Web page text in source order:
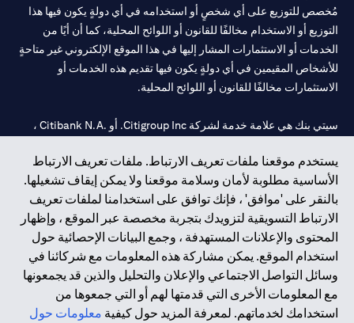
يستخدم موقعنا ملفات تعريف الارتباط. ملفات تعريف الارتباط
الأساسية مطلوبة لأمان وسلامة موقعنا ولا يمكن إيقاف تشغيلها.
بالنقر على 'موافق' ، فإنك توافق على استخدامنا لملفات تعريف
الارتباط التسويقية لتزويدك بتجربة مخصصة عبر الموقع ، وإظهار
المحتوى والإعلانات المستهدفة ، وجمع البيانات الإحصائية حول
استخدام الموقع. يمكن مشاركة هذه المعلومات مع شركائنا في
وسائل التواصل الاجتماعي والإعلان والتحليل والذين قد يجمعونها
مع المعلومات الأخرى التي قدمتها لهم أو التي جمعوها من
استخدامك لخدماتهم. لمعرفة المزيد حول كيفية معلومات حول
مُخصص للتوزيع على أي شخصٍ أو استخدامه في أي دولةٍ يكون فيها هذا
التوزيع أو الاستخدام مخالفًا للقانون أو اللوائح المحلية، كما أن أيًا من
الخدمات أو الاستثمارات المشار إليها في هذا الموقع الإلكتروني غير متاحةٍ
للأشخاص المقيمين في أي دولةٍ يكون فيها تقديم هذه الخدمات أو
الاستثمارات مخالفًا للقانون أو اللوائح المحلية.
سيتي بنك هي علامة خدمة لشركة Citigroup Inc. أو .Citibank N.A ،
سيتي بنك إن. إيه. الإمارات مسجل لدى مصرف الإمارات المركزي تحت
أرقام التراخيص 202563 لفرع الوصل في دبي، 531989 لفرع مول
الإمارات في دبي، و CN-1002019 لفرع أبوظبي. هاتف: 4000 311 04.
فرع سيتي بنك إن إيه - الإمارات العربية المتحدة مرخص من مصرف
الإمارات العربية المتحدة المركزي كفرع لبنك أجنبي.
سيتي بنك إن إيه الإمارات العربية المتحدة مرخص من هيئة الأوراق المالية
والسلع في الإمارات العربية المتحدة ("SCA") للقيام بالنشاط المالي لـ أ)
الاستشارات المالية والتعريف والترويج بموجب ترخيص رقم